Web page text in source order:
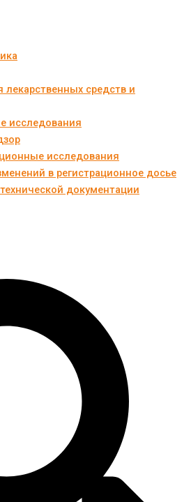
лекарственных средств и
исследования
исследования
в регистрационное досье
документации